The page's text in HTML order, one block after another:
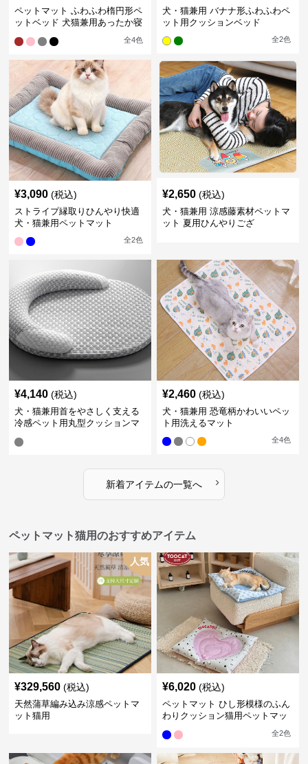
ペットマット ふわふわ楕円形ペ
ットベッド 犬猫兼用あったか寝
全4色
犬・猫兼用 バナナ形ふわふわペ
ット用クッションベッド
全2色
¥3,090 (税込)
ストライプ縁取りひんやり快適
犬・猫兼用ペットマット
全2色
¥2,650 (税込)
犬・猫兼用 涼感藤素材ペットマ
ット 夏用ひんやりござ
¥4,140 (税込)
犬・猫兼用首をやさしく支える
冷感ペット用丸型クッションマ
¥2,460 (税込)
犬・猫兼用 恐竜柄かわいいペッ
ト用洗えるマット
全4色
新着アイテムの一覧へ ›
ペットマット猫用のおすすめアイテム
人気
¥329,560 (税込)
天然蒲草編み込み涼感ペットマ
ット猫用
¥6,020 (税込)
ペットマット ひし形模様のふん
わりクッション猫用ペットマッ
全2色